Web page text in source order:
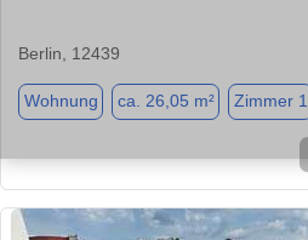
Berlin, 12439
Wohnung ca. 26,05 m² Zimmer 1